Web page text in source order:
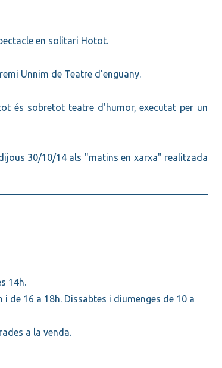
en solitari Hotot.
Unnim de Teatre d'enguany.
és sobretot teatre d'humor, executat per un
30/10/14 als "matins en xarxa" realitzada
14h.
de 16 a 18h. Dissabtes i diumenges de 10 a
a la venda.